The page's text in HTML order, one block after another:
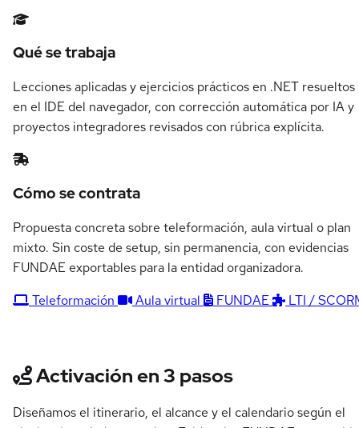
Qué se trabaja
Lecciones aplicadas y ejercicios prácticos en .NET resueltos
en el IDE del navegador, con corrección automática por IA y
proyectos integradores revisados con rúbrica explícita.
Cómo se contrata
Propuesta concreta sobre teleformación, aula virtual o plan
mixto. Sin coste de setup, sin permanencia, con evidencias
FUNDAE exportables para la entidad organizadora.
Teleformación
Aula virtual FUNDAE LTI /
Activación en 3 pasos
Diseñamos el itinerario, el alcance y el calendario según el